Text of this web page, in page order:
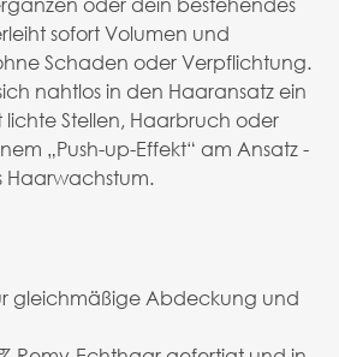
sofort Volumen und
Schaden oder Verpflichtung.
nahtlos in den Haaransatz ein
lichte Stellen, Haarbruch oder
„Push-up-Effekt“ am Ansatz -
Haarwachstum.
gleichmäßige Abdeckung und